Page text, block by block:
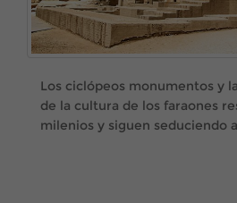
Los ciclópeos monumentos y
de la cultura de los faraones
milenios y siguen seduciendo